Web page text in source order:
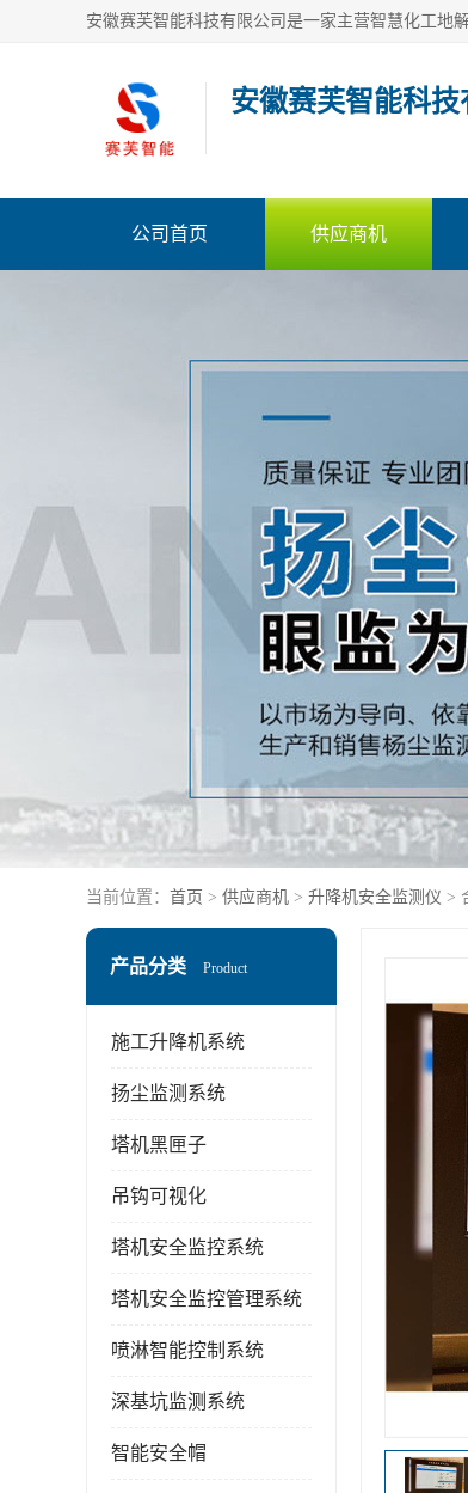
安徽赛芙智能科技
公司首页 供应商机
当前位置： 首页 > 供应商机 > 升降机安全监测仪 >
产品分类 Product
施工升降机系统
扬尘监测系统
塔机黑匣子
吊钩可视化
塔机安全监控系统
塔机安全监控管理系统
喷淋智能控制系统
深基坑监测系统
智能安全帽